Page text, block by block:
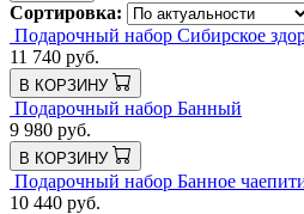
Сортировка:
Подарочный набор Сибирское
11 740 руб.
В КОРЗИНУ
Подарочный набор Банный
9 980 руб.
В КОРЗИНУ
Подарочный набор Банное
10 440 руб.